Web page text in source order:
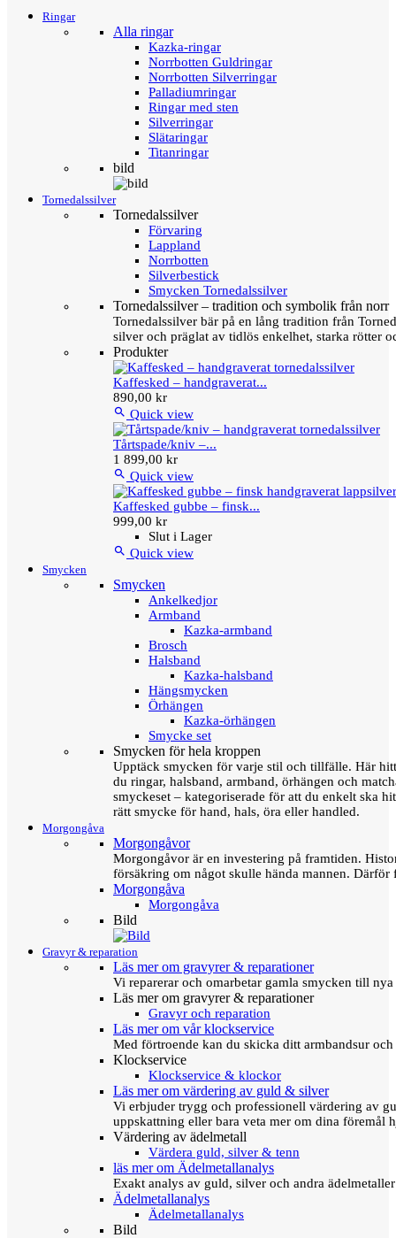
Ringar
Alla ringar
Kazka-ringar
Norrbotten Guldringar
Norrbotten Silverringar
Palladiumringar
Ringar med sten
Silverringar
Slätaringar
Titanringar
bild
Tornedalssilver
Tornedalssilver
Förvaring
Lappland
Norrbotten
Silverbestick
Smycken Tornedalssilver
Tornedalssilver – tradition och symbolik från norr
Tornedalssilver bär på en lång tradition från
silver och präglat av tidlös enkelhet, starka rötter
Produkter
Kaffesked – handgraverat...
890,00 kr
 Quick view
Tårtspade/kniv –...
1 899,00 kr
 Quick view
Kaffesked gubbe – finsk...
999,00 kr
Slut i Lager
 Quick view
Smycken
Smycken
Ankelkedjor
Armband
Kazka-armband
Brosch
Halsband
Kazka-halsband
Hängsmycken
Örhängen
Kazka-örhängen
Smycke set
Smycken för hela kroppen
Upptäck smycken för varje stil och tillfälle. Här
du ringar, halsband, armband, örhängen och
smyckeset – kategoriserade för att du enkelt ska
rätt smycke för hand, hals, öra eller handled.
Morgongåva
Morgongåvor
Morgongåvor är en investering på framtiden.
försäkring om något skulle hända mannen.
Morgongåva
Morgongåva
Bild
Gravyr & reparation
Läs mer om gravyrer & reparationer
Vi reparerar och omarbetar gamla smycken till
Läs mer om gravyrer & reparationer
Gravyr och reparation
Läs mer om vår klockservice
Med förtroende kan du skicka ditt armbandsur
Klockservice
Klockservice & klockor
Läs mer om värdering av guld & silver
Vi erbjuder trygg och professionell värdering av
uppskattning eller bara veta mer om dina föremål
Värdering av ädelmetall
Värdera guld, silver & tenn
läs mer om Ädelmetallanalys
Exakt analys av guld, silver och andra
Ädelmetallanalys
Ädelmetallanalys
Bild